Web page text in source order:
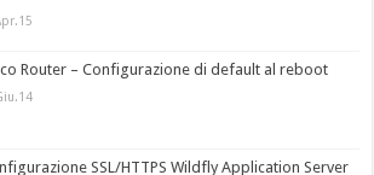
Router – Configurazione di default al reboot
SSL/HTTPS Wildfly Application Server